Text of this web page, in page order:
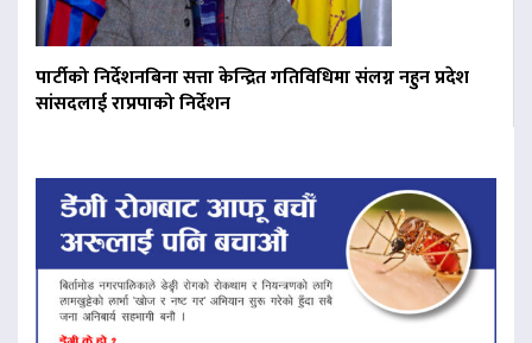
पार्टीको निर्देशनबिना सत्ता केन्द्रित गतिविधिमा संलग्न नहुन प्रदेश
सांसदलाई राप्रपाको निर्देशन